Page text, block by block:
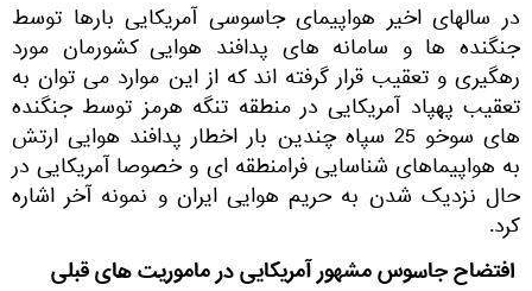
در سالهای اخیر هواپیمای جاسوسی آمریکایی بارها توسط
جنگنده ها و سامانه های پدافند هوایی کشورمان مورد
رهگیری و تعقیب قرار گرفته اند که از این موارد می توان به
تعقیب پهپاد آمریکایی در منطقه تنگه هرمز توسط جنگنده
های سوخو 25 سپاه چندین بار اخطار پدافند هوایی ارتش
به هواپیماهای شناسایی فرامنطقه ای و خصوصا آمریکایی در
حال نزدیک شدن به حریم هوایی ایران و نمونه آخر اشاره
کرد.
افتضاح جاسوس مشهور آمریکایی در ماموریت های قبلی